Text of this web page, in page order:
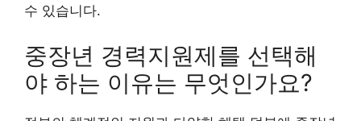
수 있습니다.
중장년 경력지원제를 선택해
야 하는 이유는 무엇인가요?